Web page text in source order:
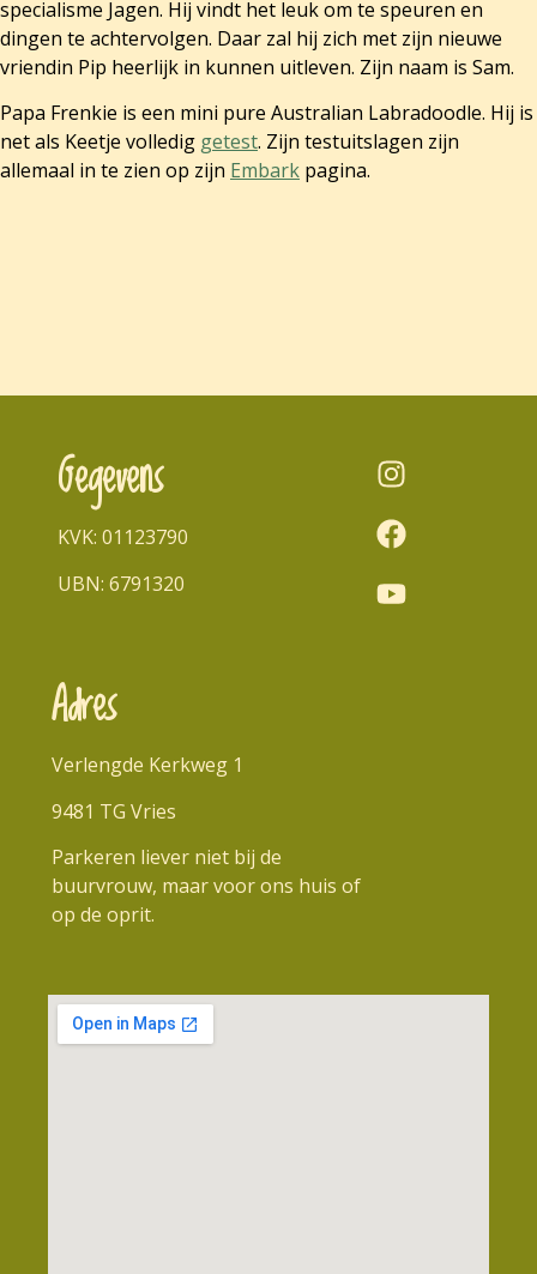
specialisme Jagen. Hij vindt het leuk om te speuren en
dingen te achtervolgen. Daar zal hij zich met zijn nieuwe
vriendin Pip heerlijk in kunnen uitleven. Zijn naam is Sam.
Papa Frenkie is een mini pure Australian Labradoodle. Hij is
net als Keetje volledig getest. Zijn testuitslagen zijn
allemaal in te zien op zijn Embark pagina.
Gegevens
KVK: 01123790
UBN: 6791320
Adres
Verlengde Kerkweg 1
9481 TG Vries
Parkeren liever niet bij de
buurvrouw, maar voor ons huis of
op de oprit.